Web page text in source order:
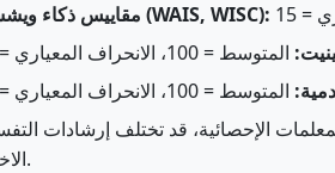
مقاييس ذكاء ويشسلر (WAIS, WISC):
المتوسط = 100، الانحراف المعياري = 15
المتوسط = 100، الانحراف المعياري = 15
الإحصائية، قد تختلف إرشادات
الاختبارات.